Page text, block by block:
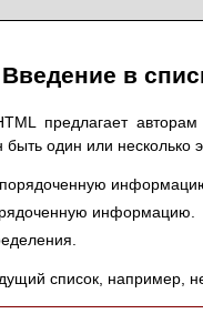
Введение в
предлагает
быть один или несколько
информацию.
список, например,